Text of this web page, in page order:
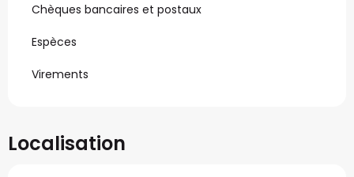
Chèques bancaires et postaux
Espèces
Virements
Localisation